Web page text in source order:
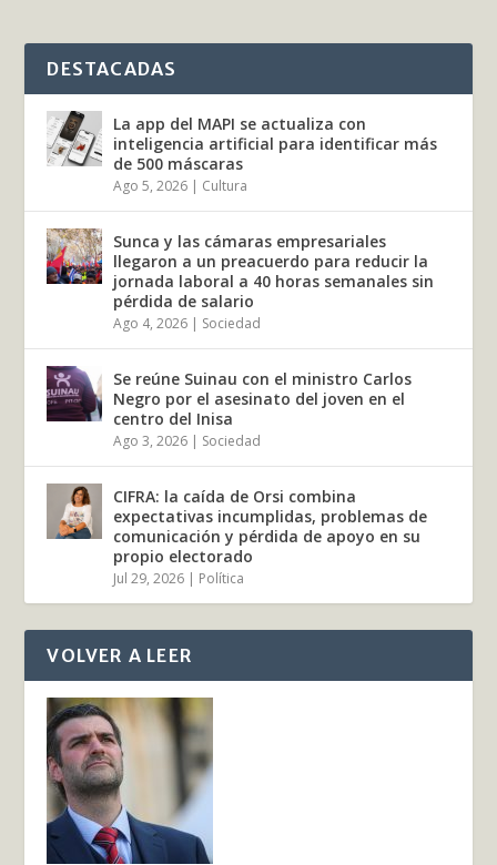
DESTACADAS
La app del MAPI se actualiza con
inteligencia artificial para identificar más
de 500 máscaras
Ago 5, 2026 | Cultura
Sunca y las cámaras empresariales
llegaron a un preacuerdo para reducir la
jornada laboral a 40 horas semanales sin
pérdida de salario
Ago 4, 2026 | Sociedad
Se reúne Suinau con el ministro Carlos
Negro por el asesinato del joven en el
centro del Inisa
Ago 3, 2026 | Sociedad
CIFRA: la caída de Orsi combina
expectativas incumplidas, problemas de
comunicación y pérdida de apoyo en su
propio electorado
Jul 29, 2026 | Política
VOLVER A LEER